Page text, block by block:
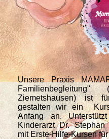
Unsere Praxis
Familienbegleitung"
Ziemetshausen) ist
gestalten wir ein
Anfang an.
Kinderarzt Dr.
mit Erste-Hilfe-Kursen